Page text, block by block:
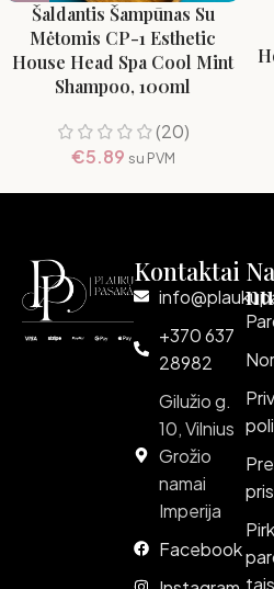
Šaldantis Šampūnas Su
Mėtomis CP-1 Esthetic
House Head Spa Cool Mint
Shampoo, 100ml
(20)
€5.89 su PVM
Kontaktai
+370 637
28982
Gilužio g.
10, Vilnius
Grožio
namai
Imperija
Facebook